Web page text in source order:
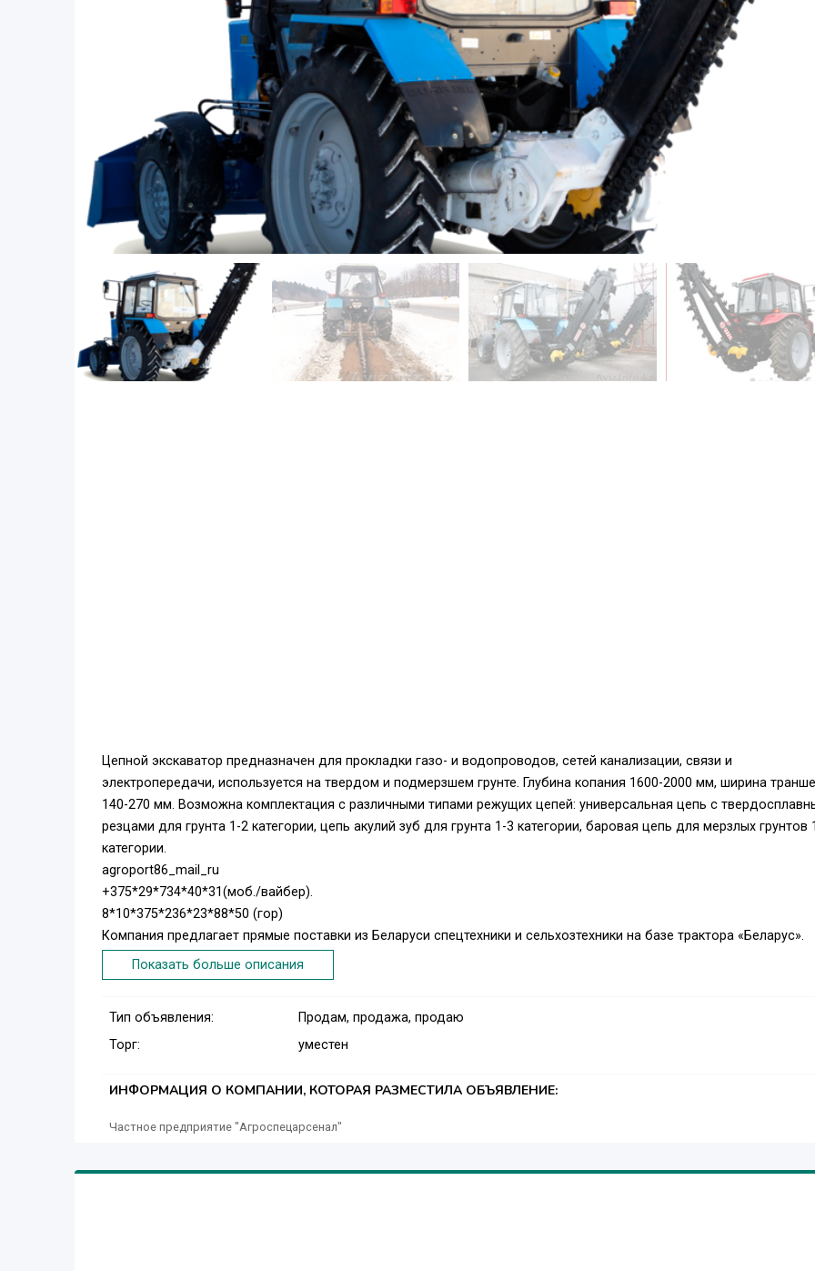
Цепной экскаватор предназначен для прокладки газо- и водопроводов, сетей канализации, связи и
электропередачи, используется на твердом и подмерзшем грунте. Глубина копания 1600-2000 мм, ширина
140-270 мм. Возможна комплектация с различными типами режущих цепей: универсальная цепь с
резцами для грунта 1-2 категории, цепь акулий зуб для грунта 1-3 категории, баровая цепь для мерзлых грунтов
категории.
agroport86_mail_ru
+375*29*734*40*31(моб./вайбер).
8*10*375*236*23*88*50 (гор)
Компания предлагает прямые поставки из Беларуси спецтехники и сельхозтехники на базе трактора «Беларус».
Широкий выбор навесного оборудования. Являемся импортерами техники, работаем без посредников!
Показать больше описания
Тип объявления:
Продам, продажа, продаю
Торг:
уместен
ИНФОРМАЦИЯ О КОМПАНИИ, КОТОРАЯ РАЗМЕСТИЛА ОБЪЯВЛЕНИЕ:
Частное предприятие "Агроспецарсенал"